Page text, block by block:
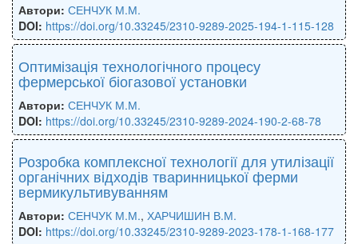
Автори: СЕНЧУК М.М.
DOI: https://doi.org/10.33245/2310-9289-2025-194-1-115-128
Оптимізація технологічного процесу
фермерської біогазової установки
Автори: СЕНЧУК М.М.
DOI: https://doi.org/10.33245/2310-9289-2024-190-2-68-78
Розробка комплексної технології для утилізації
органічних відходів тваринницької ферми
вермикультивуванням
Автори: СЕНЧУК М.М., ХАРЧИШИН В.М.
DOI: https://doi.org/10.33245/2310-9289-2023-178-1-168-177